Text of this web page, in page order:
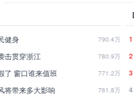
1 发烧梗
2 《死》死亡是什么？
3 聪明猫在一起久了也会有一些共同
4 《原神》奥黛塔角色PV——「柔雪的